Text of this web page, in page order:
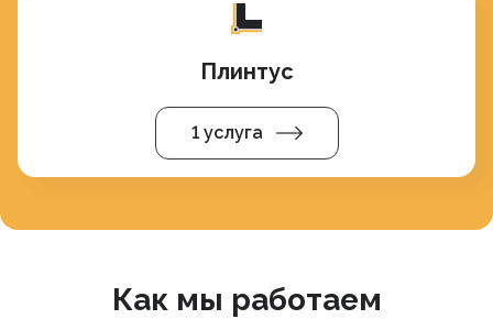
Плинтус
1 услуга
Как мы работаем